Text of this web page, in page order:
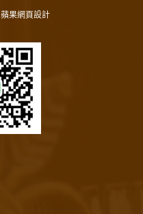
蘋果網頁設計